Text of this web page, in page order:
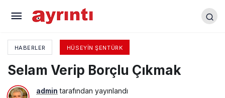
HABERLER HÜSEYIN ŞENTÜRK
Selam Verip Borçlu Çıkmak
admin tarafından yayınlandı
Bir Avuç Hergele